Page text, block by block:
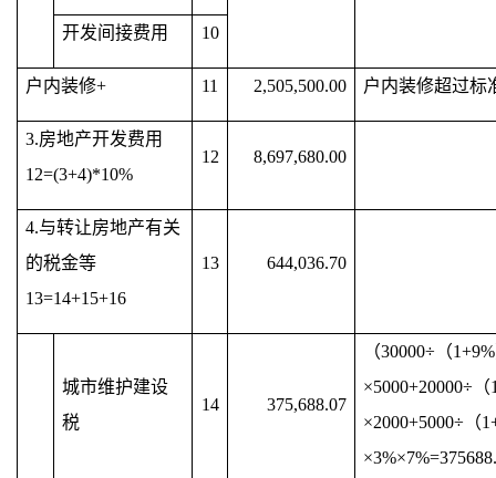
开发间接费用 10
户内装修+ 11 2,505,500.00 户内装修超过标
3.房地产开发费用
12=(3+4)*10%
12 8,697,680.00
4.与转让房地产有关
的税金等
13=14+15+16
13 644,036.70
城市维护建设
税
14 375,688.07
（30000÷（
×5000+20000÷（
×2000+5000÷（